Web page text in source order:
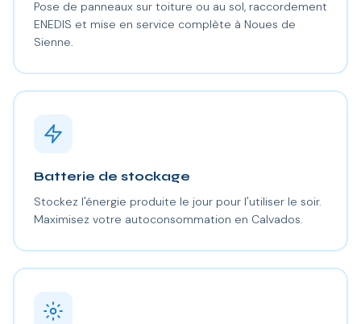
Pose de panneaux sur toiture ou au sol, raccordement
ENEDIS et mise en service complète à Noues de
Sienne.
Batterie de stockage
Stockez l'énergie produite le jour pour l'utiliser le soir.
Maximisez votre autoconsommation en Calvados.